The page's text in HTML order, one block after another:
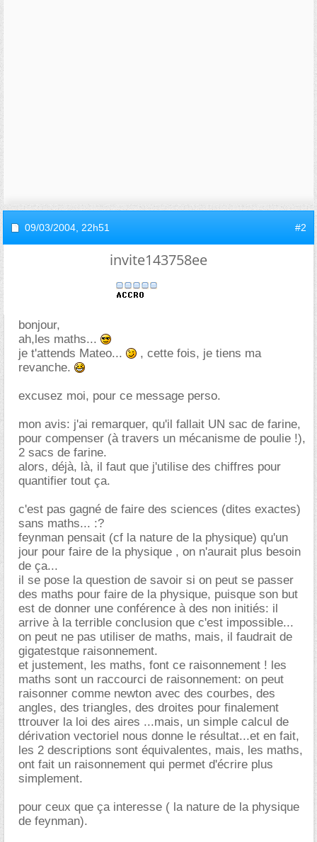
09/03/2004, 22h51 #2
invite143758ee
bonjour,
ah,les maths...
je t'attends Mateo...
, cette fois, je tiens ma
revanche.
excusez moi, pour ce message perso.
mon avis: j'ai remarquer, qu'il fallait UN sac de farine,
pour compenser (à travers un mécanisme de poulie !),
2 sacs de farine.
alors, déjà, là, il faut que j'utilise des chiffres pour
quantifier tout ça.
c'est pas gagné de faire des sciences (dites exactes)
sans maths... :?
feynman pensait (cf la nature de la physique) qu'un
jour pour faire de la physique , on n'aurait plus besoin
de ça...
il se pose la question de savoir si on peut se passer
des maths pour faire de la physique, puisque son but
est de donner une conférence à des non initiés: il
arrive à la terrible conclusion que c'est impossible...
on peut ne pas utiliser de maths, mais, il faudrait de
gigatestque raisonnement.
et justement, les maths, font ce raisonnement ! les
maths sont un raccourci de raisonnement: on peut
raisonner comme newton avec des courbes, des
angles, des triangles, des droites pour finalement
ttrouver la loi des aires ...mais, un simple calcul de
dérivation vectoriel nous donne le résultat...et en fait,
les 2 descriptions sont équivalentes, mais, les maths,
ont fait un raisonnement qui permet d'écrire plus
simplement.
pour ceux que ça interesse ( la nature de la physique
de feynman).